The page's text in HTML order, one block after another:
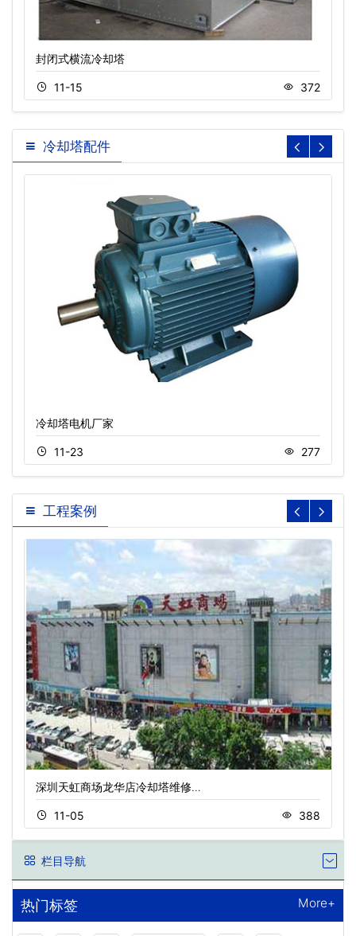
封闭式横流冷却塔
11-15 372
冷却塔配件
冷却塔电机厂家
11-23 277
工程案例
深圳天虹商场龙华店冷却塔维修…
11-05 388
栏目导航
热门标签 More+